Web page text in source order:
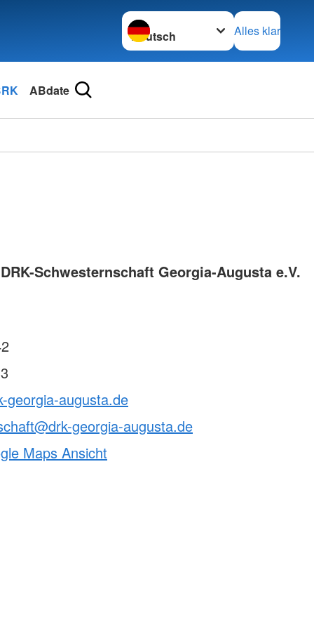
Sprache wechseln zu
Alles klar
ABdate
Schwesternschaft Georgia-Augusta e.V.
georgia-augusta.de
georgia-augusta.de
Maps Ansicht